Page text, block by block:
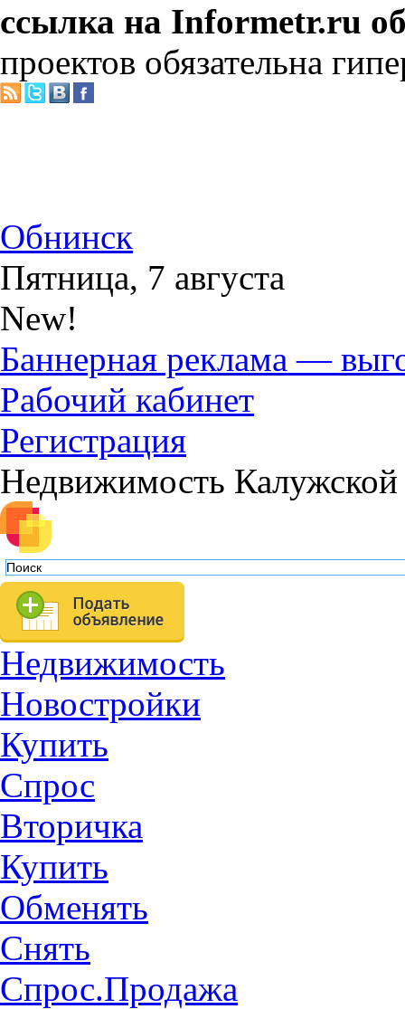
ссылка на Informetr.ru
проектов обязательна
Обнинск
Пятница, 7 августа
New!
Баннерная реклама —
Рабочий кабинет
Регистрация
Недвижимость Калужской
Недвижимость
Новостройки
Купить
Спрос
Вторичка
Купить
Обменять
Снять
Спрос.Продажа